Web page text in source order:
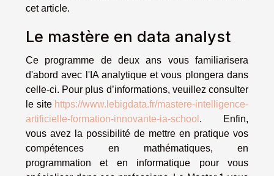
cet article.
Le mastère en data analyst
Ce programme de deux ans vous familiarisera
d'abord avec l'IA analytique et vous plongera dans
celle-ci. Pour plus d’informations, veuillez consulter
le site https://www.lebigdata.fr/mastere-intelligence-
artificielle-formation-innovante-ia-school . Enfin,
vous avez la possibilité de mettre en pratique vos
compétences en mathématiques, en
programmation et en informatique pour vous